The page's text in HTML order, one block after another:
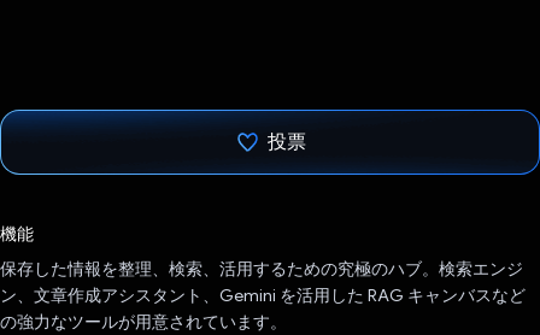
投票
機能
保存した情報を整理、検索、活用するための究極のハブ。検索エンジ
ン、文章作成アシスタント、Gemini を活用した RAG キャンバスなど
の強力なツールが用意されています。